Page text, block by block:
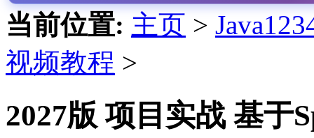
当前位置: 主页 >
视频教程 >
2027版 项目实战 基于